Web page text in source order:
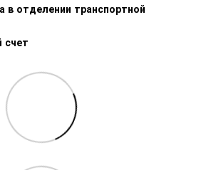
в отделении транспортной
счет